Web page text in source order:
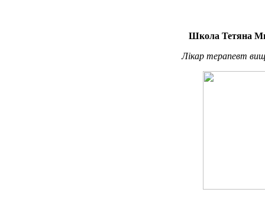
Школа Тетяна
Лікар терапевт